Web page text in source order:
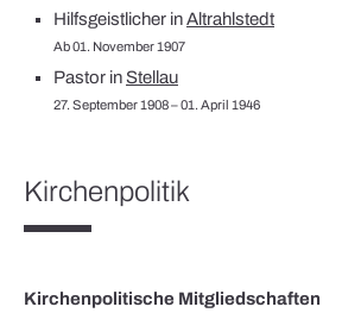
Hilfsgeistlicher inAltrahlstedt
Ab 01. November 1907
Pastor inStellau
27. September 1908 – 01. April 1946
Kirchenpolitik
Kirchenpolitische Mitgliedschaften